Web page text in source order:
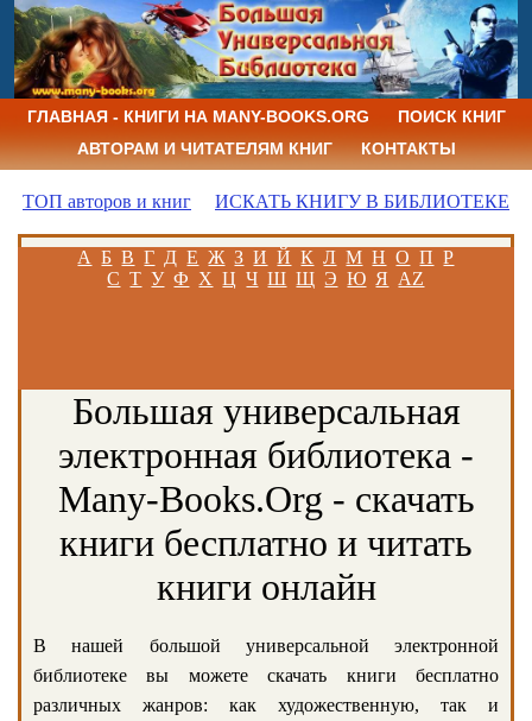
ГЛАВНАЯ - КНИГИ НА MANY-BOOKS.ORG
ПОИСК КНИГ
АВТОРАМ И ЧИТАТЕЛЯМ КНИГ
КОНТАКТЫ
ТОП авторов и книг ИСКАТЬ КНИГУ В БИБЛИОТЕКЕ
А Б В Г Д Е Ж З И Й К Л М Н О П Р
С Т У Ф Х Ц Ч Ш Щ Э Ю Я AZ
Большая универсальная
электронная библиотека -
Many-Books.Org - скачать
книги бесплатно и читать
книги онлайн
В нашей большой универсальной электронной
библиотеке вы можете скачать книги бесплатно
различных жанров: как художественную, так и